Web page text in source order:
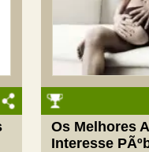
Os Melhores
Interesse